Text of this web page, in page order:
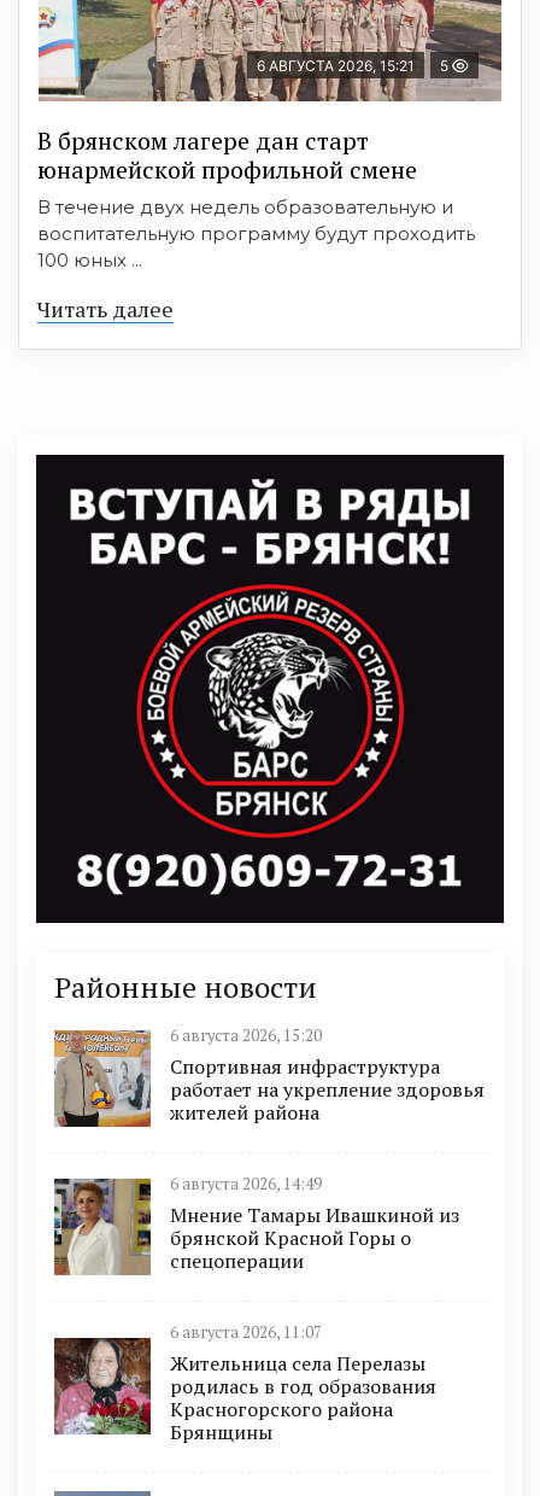
6 АВГУСТА 2026, 15:21 5
В брянском лагере дан старт
юнармейской профильной смене
В течение двух недель образовательную и
воспитательную программу будут проходить
100 юных ...
Читать далее
Районные новости
6 августа 2026, 15:20
Спортивная инфраструктура
работает на укрепление здоровья
жителей района
6 августа 2026, 14:49
Мнение Тамары Ивашкиной из
брянской Красной Горы о
спецоперации
6 августа 2026, 11:07
Жительница села Перелазы
родилась в год образования
Красногорского района
Брянщины